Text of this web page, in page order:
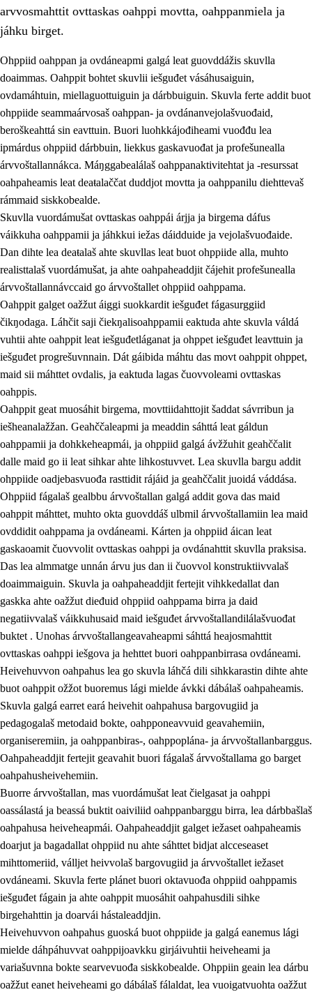
3. Skuvlla praksisa prinsihpat
3.1 Fátmmasteaddji oahppanbiras
3.2 Oahpaheapmi ja heivehuvvon oahpahus
3.3 Ovttasbargu ruovttu ja skuvlla gaskka
3.4 Oahpahus oahppofitnodagas ja bargoeallimis
3.5 Profešuvdnasearvevuohta ja skuvlaovdáneapmi
arvvosmahttit ovttaskas oahppi movtta, oahppanmiela ja
jáhku birget.
Ohppiid oahppan ja ovdáneapmi galgá leat guovddážis skuvlla
doaimmas. Oahppit bohtet skuvlii iešguđet vásáhusaiguin,
ovdamáhtuin, miellaguottuiguin ja dárbbuiguin. Skuvla ferte addit buot
ohppiide seammaárvosaš oahppan- ja ovdánanvejolašvuođaid,
beroškeahttá sin eavttuin. Buori luohkkájođiheami vuođđu lea
ipmárdus ohppiid dárbbuin, liekkus gaskavuođat ja profešunealla
árvvoštallannákca. Máŋggabealálaš oahppanaktivitehtat ja -resurssat
oahpaheamis leat deaŧalaččat duddjot movtta ja oahppanilu diehttevaš
rámmaid siskkobealde.
Skuvlla vuordámušat ovttaskas oahppái árjja ja birgema dáfus
váikkuha oahppamii ja jáhkkui iežas dáidduide ja vejolašvuođaide.
Dan dihte lea deaŧalaš ahte skuvllas leat buot ohppiide alla, muhto
realisttalaš vuordámušat, ja ahte oahpaheaddjit čájehit profešunealla
árvvoštallannávccaid go árvvoštallet ohppiid oahppama.
Oahppit galget oažžut áiggi suokkardit iešguđet fágasurggiid
čikŋodaga. Láhčit saji čiekŋalisoahppamii eaktuda ahte skuvla váldá
vuhtii ahte oahppit leat iešguđetláganat ja ohppet iešguđet leavttuin ja
iešguđet progrešuvnnain. Dát gáibida máhtu das movt oahppit ohppet,
maid sii máhttet ovdalis, ja eaktuda lagas čuovvoleami ovttaskas
oahppis.
Oahppit geat muosáhit birgema, movttiidahttojit šaddat sávrribun ja
iešheanalažžan. Geahččaleapmi ja meaddin sáhttá leat gáldun
oahppamii ja dohkkeheapmái, ja ohppiid galgá ávžžuhit geahččalit
dalle maid go ii leat sihkar ahte lihkostuvvet. Lea skuvlla bargu addit
ohppiide oadjebasvuođa rasttidit rájáid ja geahččalit juoidá váddása.
Ohppiid fágalaš gealbbu árvvoštallan galgá addit gova das maid
oahppit máhttet, muhto okta guovddáš ulbmil árvvoštallamiin lea maid
ovddidit oahppama ja ovdáneami. Kárten ja ohppiid áican leat
gaskaoamit čuovvolit ovttaskas oahppi ja ovdánahttit skuvlla praksisa.
Das lea almmatge unnán árvu jus dan ii čuovvol konstruktiivvalaš
doaimmaiguin. Skuvla ja oahpaheaddjit fertejit vihkkedallat dan
gaskka ahte oažžut dieđuid ohppiid oahppama birra ja daid
negatiivvalaš váikkuhusaid maid iešguđet árvvoštallandilálašvuođat
buktet . Unohas árvvoštallangeavaheapmi sáhttá heajosmahttit
ovttaskas oahppi iešgova ja hehttet buori oahppanbirrasa ovdáneami.
Heivehuvvon oahpahus lea go skuvla láhčá dili sihkkarastin dihte ahte
buot oahppit ožžot buoremus lági mielde ávkki dábálaš oahpaheamis.
Skuvla galgá earret eará heivehit oahpahusa bargovugiid ja
pedagogalaš metodaid bokte, oahpponeavvuid geavahemiin,
organiseremiin, ja oahppanbiras-, oahppoplána- ja árvvoštallanbarggus.
Oahpaheaddjit fertejit geavahit buori fágalaš árvvoštallama go barget
oahpahusheivehemiin.
Buorre árvvoštallan, mas vuordámušat leat čielgasat ja oahppi
oassálastá ja beassá buktit oaiviliid oahppanbarggu birra, lea dárbbašlaš
oahpahusa heiveheapmái. Oahpaheaddjit galget iežaset oahpaheamis
doarjut ja bagadallat ohppiid nu ahte sáhttet bidjat alcceseaset
mihttomeriid, válljet heivvolaš bargovugiid ja árvvoštallet iežaset
ovdáneami. Skuvla ferte plánet buori oktavuođa ohppiid oahppamis
iešguđet fágain ja ahte oahppit muosáhit oahpahusdili sihke
birgehahttin ja doarvái hástaleaddjin.
Heivehuvvon oahpahus guoská buot ohppiide ja galgá eanemus lági
mielde dáhpáhuvvat oahppijoavkku girjáivuhtii heiveheami ja
variašuvnna bokte searvevuođa siskkobealde. Ohppiin geain lea dárbu
oažžut eanet heiveheami go dábálaš fálaldat, lea vuoigatvuohta oažžut